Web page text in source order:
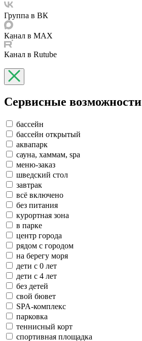
Группа в ВК
Канал в MAX
Канал в Rutube
Сервисные возможности
бассейн
бассейн открытый
аквапарк
сауна, хаммам, spa
меню-заказ
шведский стол
завтрак
всё включено
без питания
курортная зона
в парке
центр города
рядом с городом
на берегу моря
дети с 0 лет
дети с 4 лет
без детей
свой бювет
SPA-комплекс
парковка
теннисный корт
спортивная площадка